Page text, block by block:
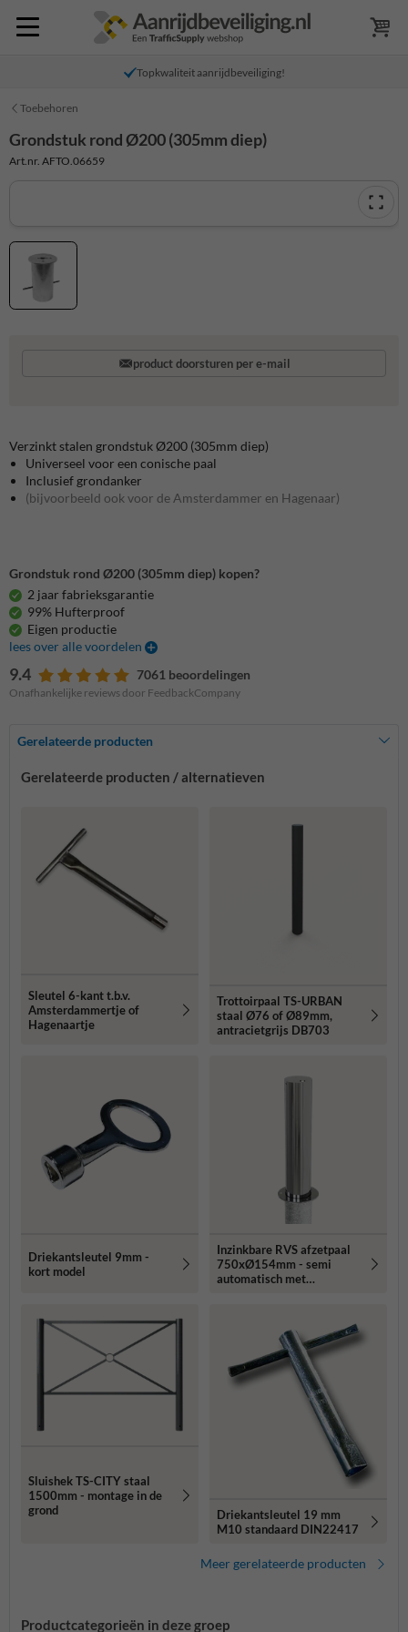
Topkwaliteit aanrijdbeveiliging!
Toebehoren
Grondstuk rond Ø200 (305mm diep)
Art.nr. AFTO.06659
product doorsturen per e-mail
Verzinkt stalen grondstuk Ø200 (305mm diep)
Universeel voor een conische paal
Inclusief grondanker
(bijvoorbeeld ook voor de Amsterdammer en Hagenaar)
Grondstuk rond Ø200 (305mm diep) kopen?
2 jaar fabrieksgarantie
99% Hufterproof
Eigen productie
lees over alle voordelen
9.4 7061 beoordelingen
Onafhankelijke reviews door FeedbackCompany
Gerelateerde producten
Gerelateerde producten / alternatieven
Sleutel 6-kant t.b.v.
Amsterdammertje of
Hagenaartje
Trottoirpaal TS-URBAN
staal Ø76 of Ø89mm,
antracietgrijs DB703
Driekantsleutel 9mm -
kort model
Inzinkbare RVS afzetpaal
750xØ154mm - semi
automatisch met
Sluishek TS-CITY staal
1500mm - montage in de
grond
Driekantsleutel 19 mm
M10 standaard DIN22417
Meer gerelateerde producten
Productcategorieën in deze groep